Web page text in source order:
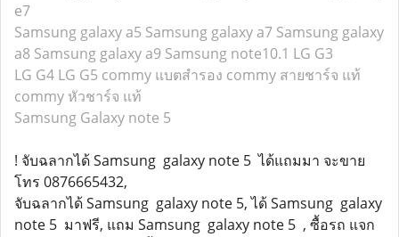
e7
Samsung galaxy a5 Samsung galaxy a7 Samsung galaxy
a8 Samsung galaxy a9 Samsung note10.1 LG G3
LG G4 LG G5 commy แบตสำรอง commy สายชาร์จ แท้
commy หัวชาร์จ แท้
Samsung Galaxy note 5
! จับฉลากได้ Samsung galaxy note 5 ได้แถมมา จะขาย
โทร 0876665432,
จับฉลากได้ Samsung galaxy note 5, ได้ Samsung galaxy
note 5 มาฟรี, แถม Samsung galaxy note 5 , ซื้อรถ แจก